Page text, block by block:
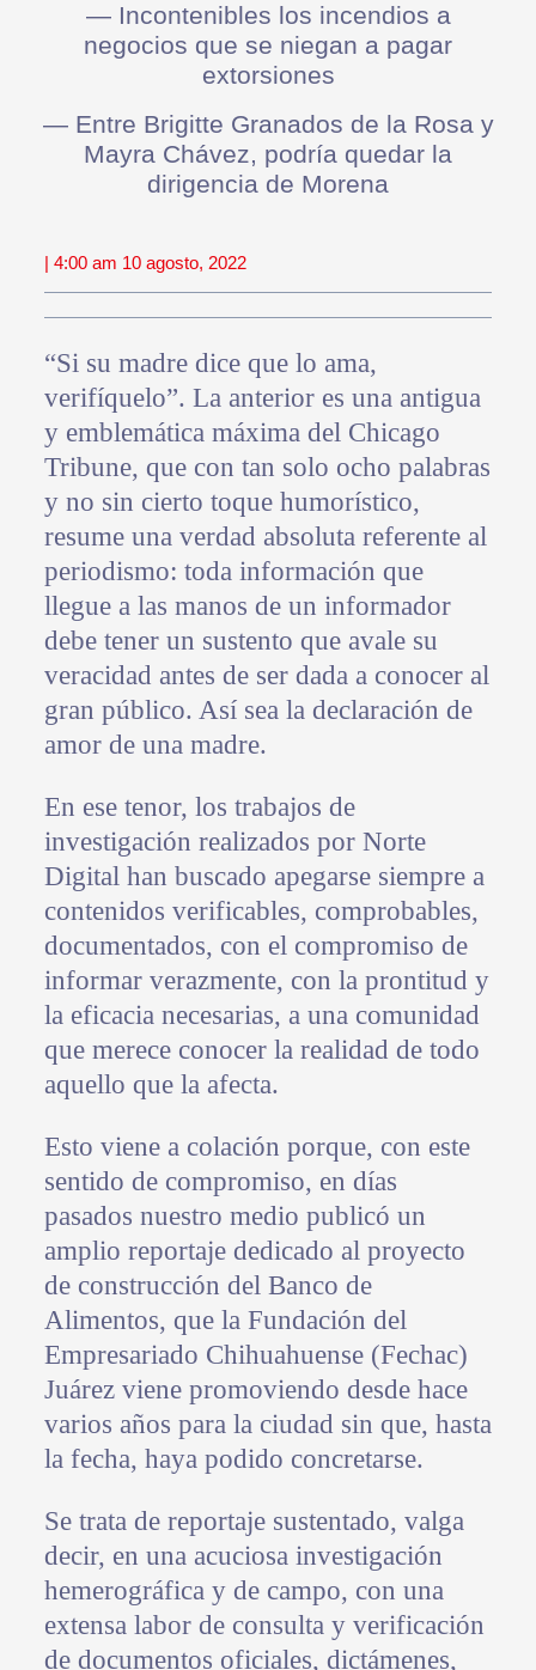
— Incontenibles los incendios a
negocios que se niegan a pagar
extorsiones
— Entre Brigitte Granados de la Rosa y
Mayra Chávez, podría quedar la
dirigencia de Morena
| 4:00 am 10 agosto, 2022
“Si su madre dice que lo ama,
verifíquelo”. La anterior es una antigua
y emblemática máxima del Chicago
Tribune, que con tan solo ocho palabras
y no sin cierto toque humorístico,
resume una verdad absoluta referente al
periodismo: toda información que
llegue a las manos de un informador
debe tener un sustento que avale su
veracidad antes de ser dada a conocer al
gran público. Así sea la declaración de
amor de una madre.
En ese tenor, los trabajos de
investigación realizados por Norte
Digital han buscado apegarse siempre a
contenidos verificables, comprobables,
documentados, con el compromiso de
informar verazmente, con la prontitud y
la eficacia necesarias, a una comunidad
que merece conocer la realidad de todo
aquello que la afecta.
Esto viene a colación porque, con este
sentido de compromiso, en días
pasados nuestro medio publicó un
amplio reportaje dedicado al proyecto
de construcción del Banco de
Alimentos, que la Fundación del
Empresariado Chihuahuense (Fechac)
Juárez viene promoviendo desde hace
varios años para la ciudad sin que, hasta
la fecha, haya podido concretarse.
Se trata de reportaje sustentado, valga
decir, en una acuciosa investigación
hemerográfica y de campo, con una
extensa labor de consulta y verificación
de documentos oficiales, dictámenes,